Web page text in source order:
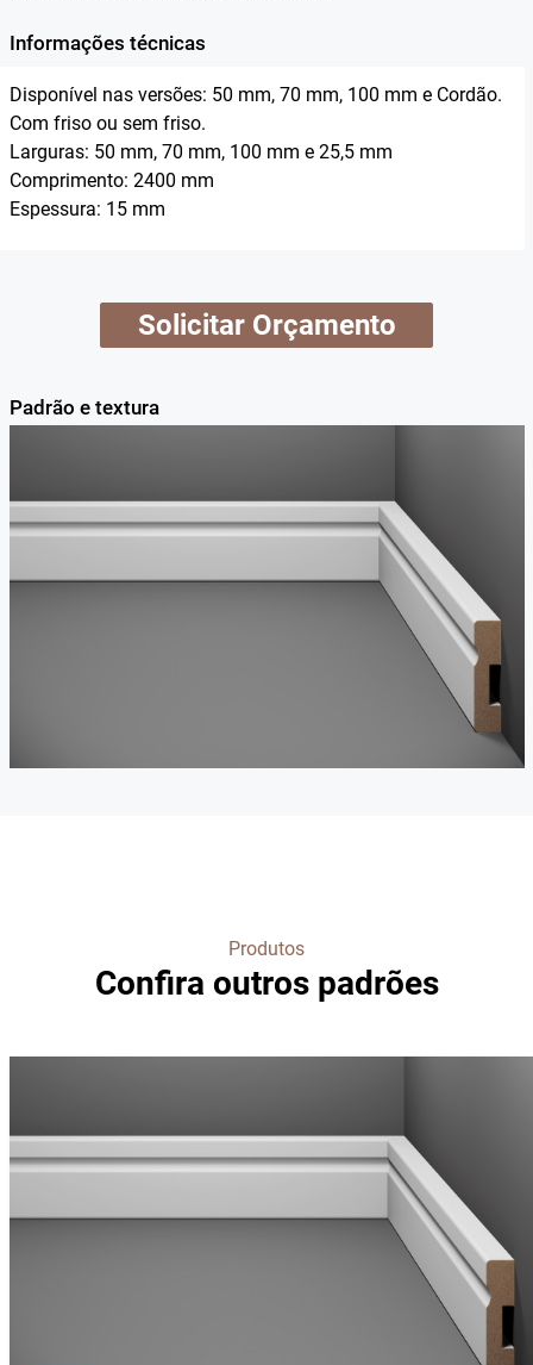
Informações técnicas
Disponível nas versões: 50 mm, 70 mm, 100 mm e Cordão.
Com friso ou sem friso.
Larguras: 50 mm, 70 mm, 100 mm e 25,5 mm
Comprimento: 2400 mm
Espessura: 15 mm
Solicitar Orçamento
Padrão e textura
Produtos
Confira outros padrões